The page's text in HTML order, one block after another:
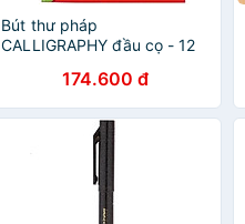
Bút thư pháp
CALLIGRAPHY đầu cọ - 12
174.600 đ